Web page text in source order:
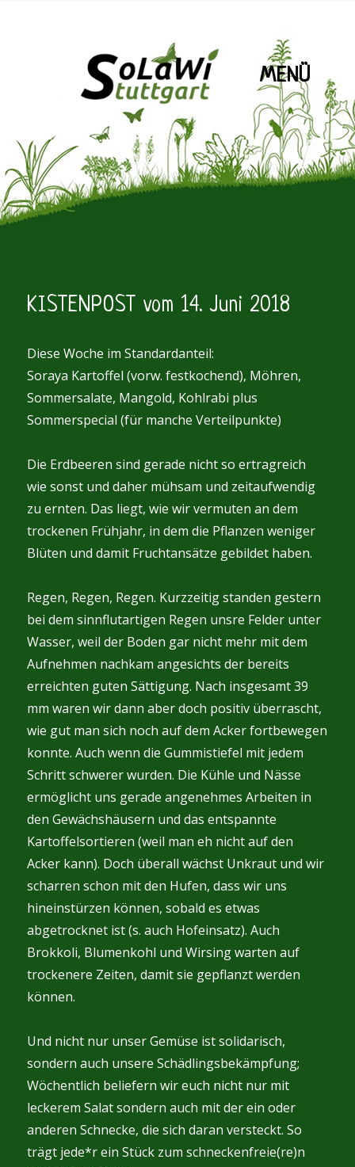
SoLaWiS
MENÜ
KISTENPOST vom 14. Juni 2018
Diese Woche im Standardanteil:
Soraya Kartoffel (vorw. festkochend), Möhren,
Sommersalate, Mangold, Kohlrabi plus
Sommerspecial (für manche Verteilpunkte)
Die Erdbeeren sind gerade nicht so ertragreich
wie sonst und daher mühsam und zeitaufwendig
zu ernten. Das liegt, wie wir vermuten an dem
trockenen Frühjahr, in dem die Pflanzen weniger
Blüten und damit Fruchtansätze gebildet haben.
Regen, Regen, Regen. Kurzzeitig standen gestern
bei dem sinnflutartigen Regen unsre Felder unter
Wasser, weil der Boden gar nicht mehr mit dem
Aufnehmen nachkam angesichts der bereits
erreichten guten Sättigung. Nach insgesamt 39
mm waren wir dann aber doch positiv überrascht,
wie gut man sich noch auf dem Acker fortbewegen
konnte. Auch wenn die Gummistiefel mit jedem
Schritt schwerer wurden. Die Kühle und Nässe
ermöglicht uns gerade angenehmes Arbeiten in
den Gewächshäusern und das entspannte
Kartoffelsortieren (weil man eh nicht auf den
Acker kann). Doch überall wächst Unkraut und wir
scharren schon mit den Hufen, dass wir uns
hineinstürzen können, sobald es etwas
abgetrocknet ist (s. auch Hofeinsatz). Auch
Brokkoli, Blumenkohl und Wirsing warten auf
trockenere Zeiten, damit sie gepflanzt werden
können.
Und nicht nur unser Gemüse ist solidarisch,
sondern auch unsere Schädlingsbekämpfung;
Wöchentlich beliefern wir euch nicht nur mit
leckerem Salat sondern auch mit der ein oder
anderen Schnecke, die sich daran versteckt. So
trägt jede*r ein Stück zum schneckenfreie(re)n